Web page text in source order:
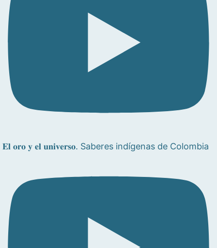
𝐄𝐥 𝐨𝐫𝐨 𝐲 𝐞𝐥 𝐮𝐧𝐢𝐯𝐞𝐫𝐬𝐨. Saberes indígenas de Colombia